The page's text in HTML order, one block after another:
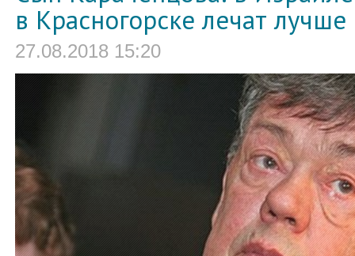
в Красногорске лечат лучше
27.08.2018 15:20